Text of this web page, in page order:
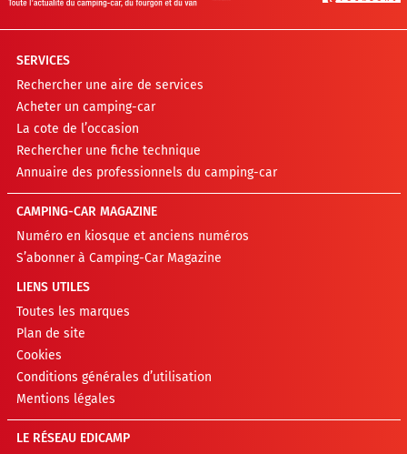
SERVICES
Rechercher une aire de services
Acheter un camping-car
La cote de l’occasion
Rechercher une fiche technique
Annuaire des professionnels du camping-car
CAMPING-CAR MAGAZINE
Numéro en kiosque et anciens numéros
S’abonner à Camping-Car Magazine
LIENS UTILES
Toutes les marques
Plan de site
Cookies
Conditions générales d’utilisation
Mentions légales
LE RÉSEAU EDICAMP